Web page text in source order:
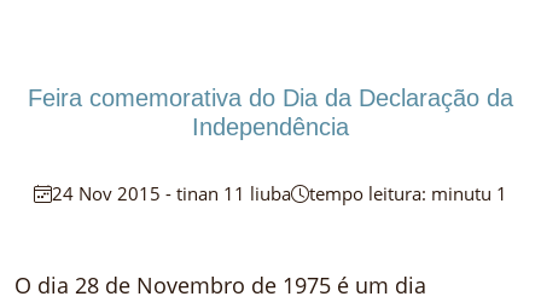
Feira comemorativa do Dia da Declaração da
Independência
24 Nov 2015 - tinan 11 liuba tempo leitura: minutu 1
O dia 28 de Novembro de 1975 é um dia